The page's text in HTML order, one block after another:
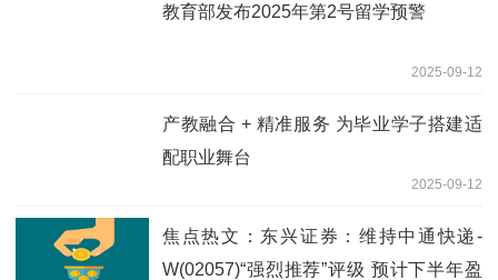
教育部发布2025年第2号留学预警
2025-09-12
产教融合 + 精准服务 为毕业学子搭建适
配职业舞台
2025-09-12
焦点热文：东兴证券：维持中通快递-
W(02057)“强烈推荐”评级 预计下半年盈